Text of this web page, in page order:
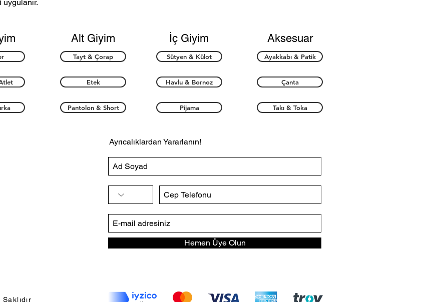
Alt Giyim
Tayt & Çorap
Etek
Pantolon & Short
İç Giyim
Sütyen & Külot
Havlu & Bornoz
Pijama
Aksesuar
Ayakkabı & Patik
Çanta
Takı & Toka
Ayrıcalıklardan Yararlanın!
Hemen Üye Olun